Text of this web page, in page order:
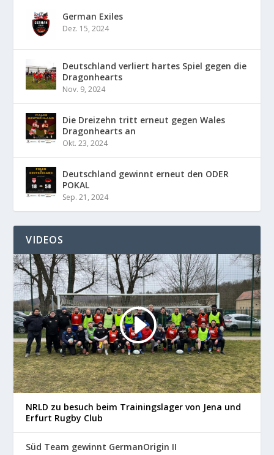
German Exiles
Dez. 15, 2024
Deutschland verliert hartes Spiel gegen die
Dragonhearts
Nov. 9, 2024
Die Dreizehn tritt erneut gegen Wales
Dragonhearts an
Okt. 23, 2024
Deutschland gewinnt erneut den ODER
POKAL
Sep. 21, 2024
VIDEOS
NRLD zu besuch beim Trainingslager von Jena und
Erfurt Rugby Club
Süd Team gewinnt GermanOrigin II